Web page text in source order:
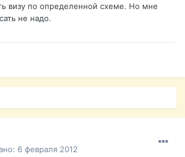
визу по определенной схеме. Но мне
не надо.
6 февраля 2012